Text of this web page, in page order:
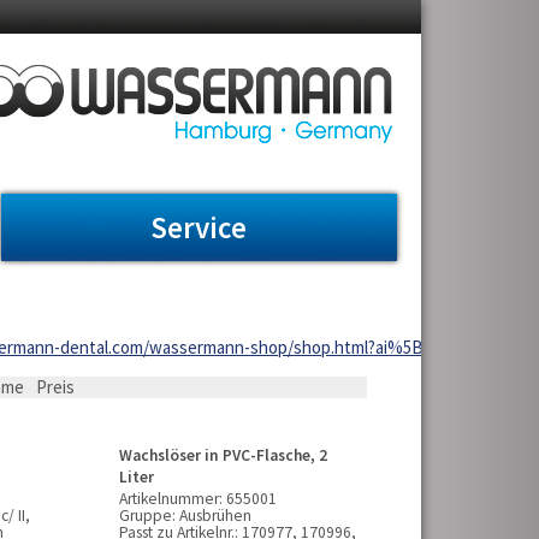
Service
dental.com/wassermann-shop/
Preis
II,
Wachslöser in PVC-Flasche, 2
Liter
Artikelnummer: 655001
Gruppe: Ausbrühen
Passt zu Artikelnr.: 170977, 170996,